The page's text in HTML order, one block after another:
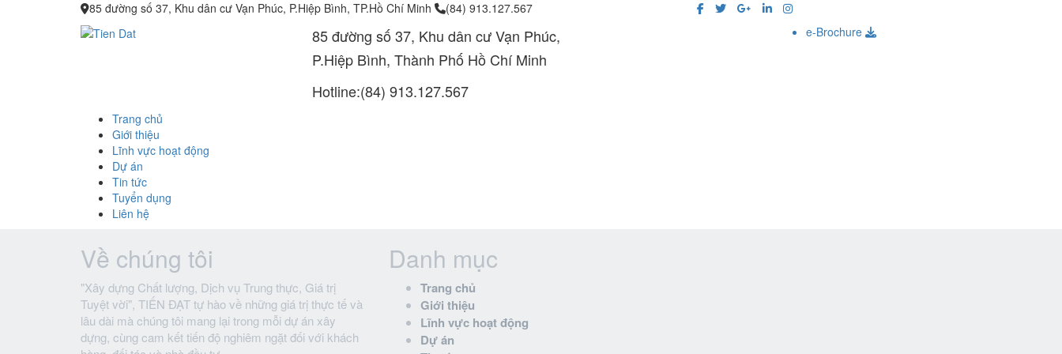
85 đường số 37, Khu dân cư Vạn Phúc, P.Hiệp Bình, TP.Hồ Chí Minh (84) 913.127.567
85 đường số 37, Khu dân cư Vạn Phúc,
P.Hiệp Bình, Thành Phố Hồ Chí Minh
Hotline:(84) 913.127.567
e-Brochure
Trang chủ
Giới thiệu
Lĩnh vực hoạt động
Dự án
Tin tức
Tuyển dụng
Liên hệ
Về chúng tôi
"Xây dựng Chất lượng, Dịch vụ Trung thực, Giá trị
Tuyệt vời", TIẾN ĐẠT tự hào về những giá trị thực tế và
lâu dài mà chúng tôi mang lại trong mỗi dự án xây
dựng, cùng cam kết tiến độ nghiêm ngặt đối với khách
Danh mục
Trang chủ
Giới thiệu
Lĩnh vực hoạt động
Dự án